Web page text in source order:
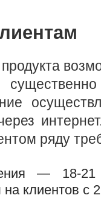
ряду
— 18-
клиентов с